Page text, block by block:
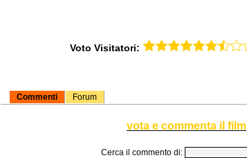
Voto Visitatori:
Commenti Forum
vota e commenta il film
Cerca il commento di: